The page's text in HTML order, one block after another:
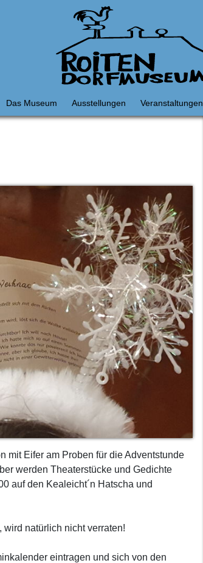
Das Museum Ausstellungen Veranstaltungen
mit Eifer am Proben für die Adventstunde
werden Theaterstücke und Gedichte
auf den Kealeicht´n Hatscha und
natürlich nicht verraten!
eintragen und sich von den